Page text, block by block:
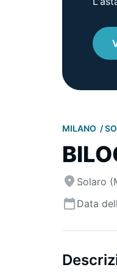
MILANO
Solaro
Data